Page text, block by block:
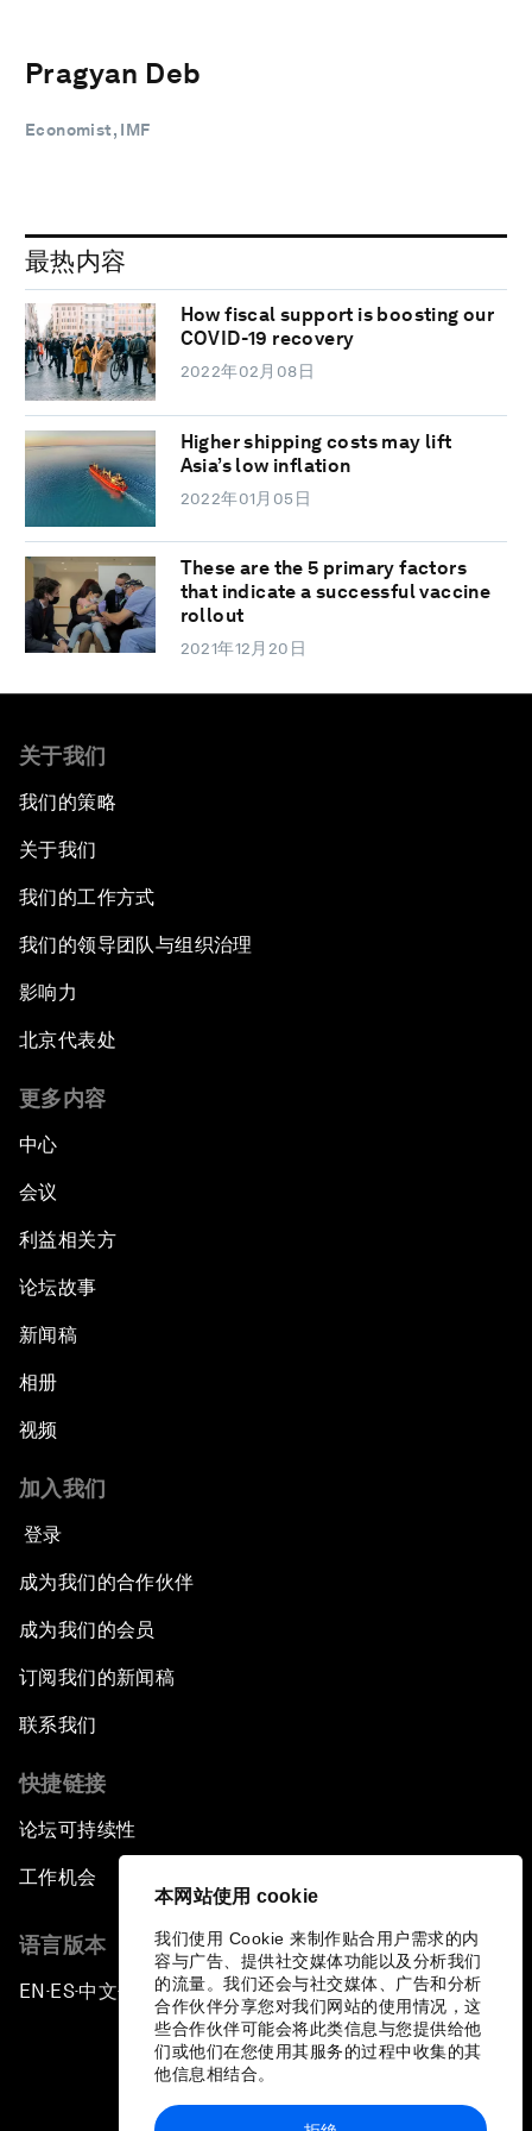
本网站使用 cookie
我们使用 Cookie 来制作贴合用户需求的内
容与广告、提供社交媒体功能以及分析我们
的流量。我们还会与社交媒体、广告和分析
合作伙伴分享您对我们网站的使用情况，这
些合作伙伴可能会将此类信息与您提供给他
们或他们在您使用其服务的过程中收集的其
他信息相结合。
Pragyan Deb
Economist, IMF
最热内容
How fiscal support is boosting our
COVID-19 recovery
2022年02月08日
Higher shipping costs may lift
Asia’s low inflation
2022年01月05日
These are the 5 primary factors
that indicate a successful vaccine
rollout
2021年12月20日
关于我们
我们的策略
关于我们
我们的工作方式
我们的领导团队与组织治理
影响力
北京代表处
更多内容
中心
会议
利益相关方
论坛故事
新闻稿
相册
视频
加入我们
登录
成为我们的合作伙伴
成为我们的会员
订阅我们的新闻稿
联系我们
快捷链接
论坛可持续性
工作机会
语言版本
EN ▪ES▪中文▪ 日本語